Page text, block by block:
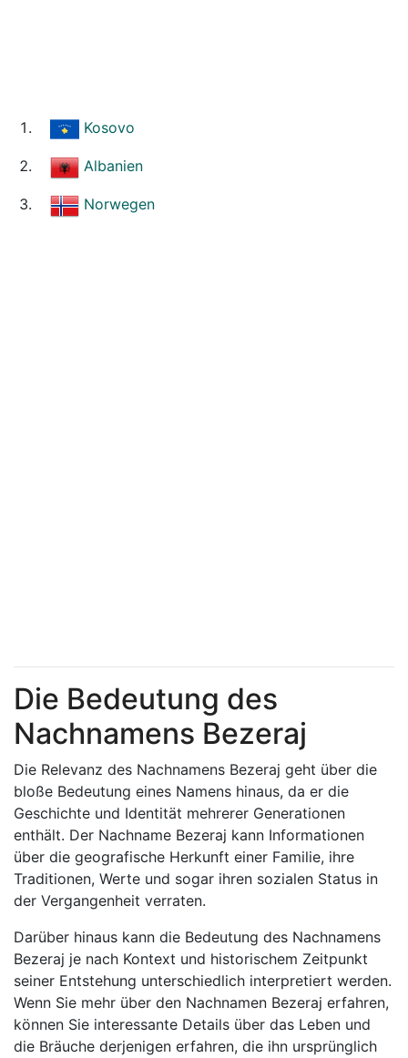
Kosovo
Albanien
Norwegen
Die Bedeutung des
Nachnamens Bezeraj
Die Relevanz des Nachnamens Bezeraj geht über die
bloße Bedeutung eines Namens hinaus, da er die
Geschichte und Identität mehrerer Generationen
enthält. Der Nachname Bezeraj kann Informationen
über die geografische Herkunft einer Familie, ihre
Traditionen, Werte und sogar ihren sozialen Status in
der Vergangenheit verraten.
Darüber hinaus kann die Bedeutung des Nachnamens
Bezeraj je nach Kontext und historischem Zeitpunkt
seiner Entstehung unterschiedlich interpretiert werden.
Wenn Sie mehr über den Nachnamen Bezeraj erfahren,
können Sie interessante Details über das Leben und
die Bräuche derjenigen erfahren, die ihn ursprünglich